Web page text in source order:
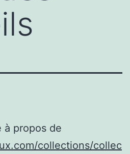
à propos de
collections/collec